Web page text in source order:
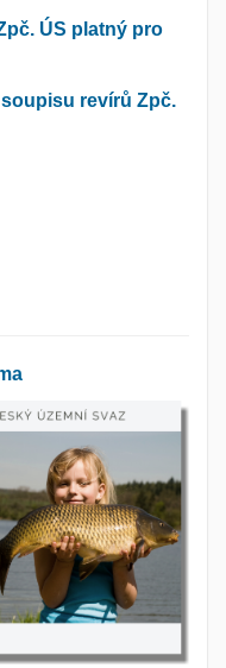
ÚS platný pro
revírů Zpč.